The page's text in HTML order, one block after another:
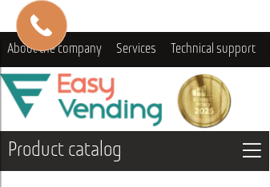
About the company Services Technical support
Product catalog